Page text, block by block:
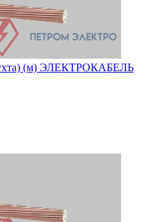
(м) ЭЛЕКТРОКАБЕЛЬ